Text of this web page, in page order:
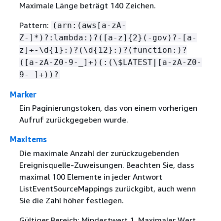
Maximale Länge beträgt 140 Zeichen.
Pattern: (arn:(aws[a-zA-
Z-]*)?:lambda:)?([a-z] {2}(-gov)?-[a-
z]+-\d { 1}:)?(\d { 12}:)?(function:)?
([a-zA-Z0-9-_]+)(:(\$LATEST|[a-zA-Z0-
9-_]+))?
Marker
Ein Paginierungstoken, das von einem vorherigen
Aufruf zurückgegeben wurde.
MaxItems
Die maximale Anzahl der zurückzugebenden
Ereignisquelle-Zuweisungen. Beachten Sie, dass
maximal 100 Elemente in jeder Antwort
ListEventSourceMappings zurückgibt, auch wenn
Sie die Zahl höher festlegen.